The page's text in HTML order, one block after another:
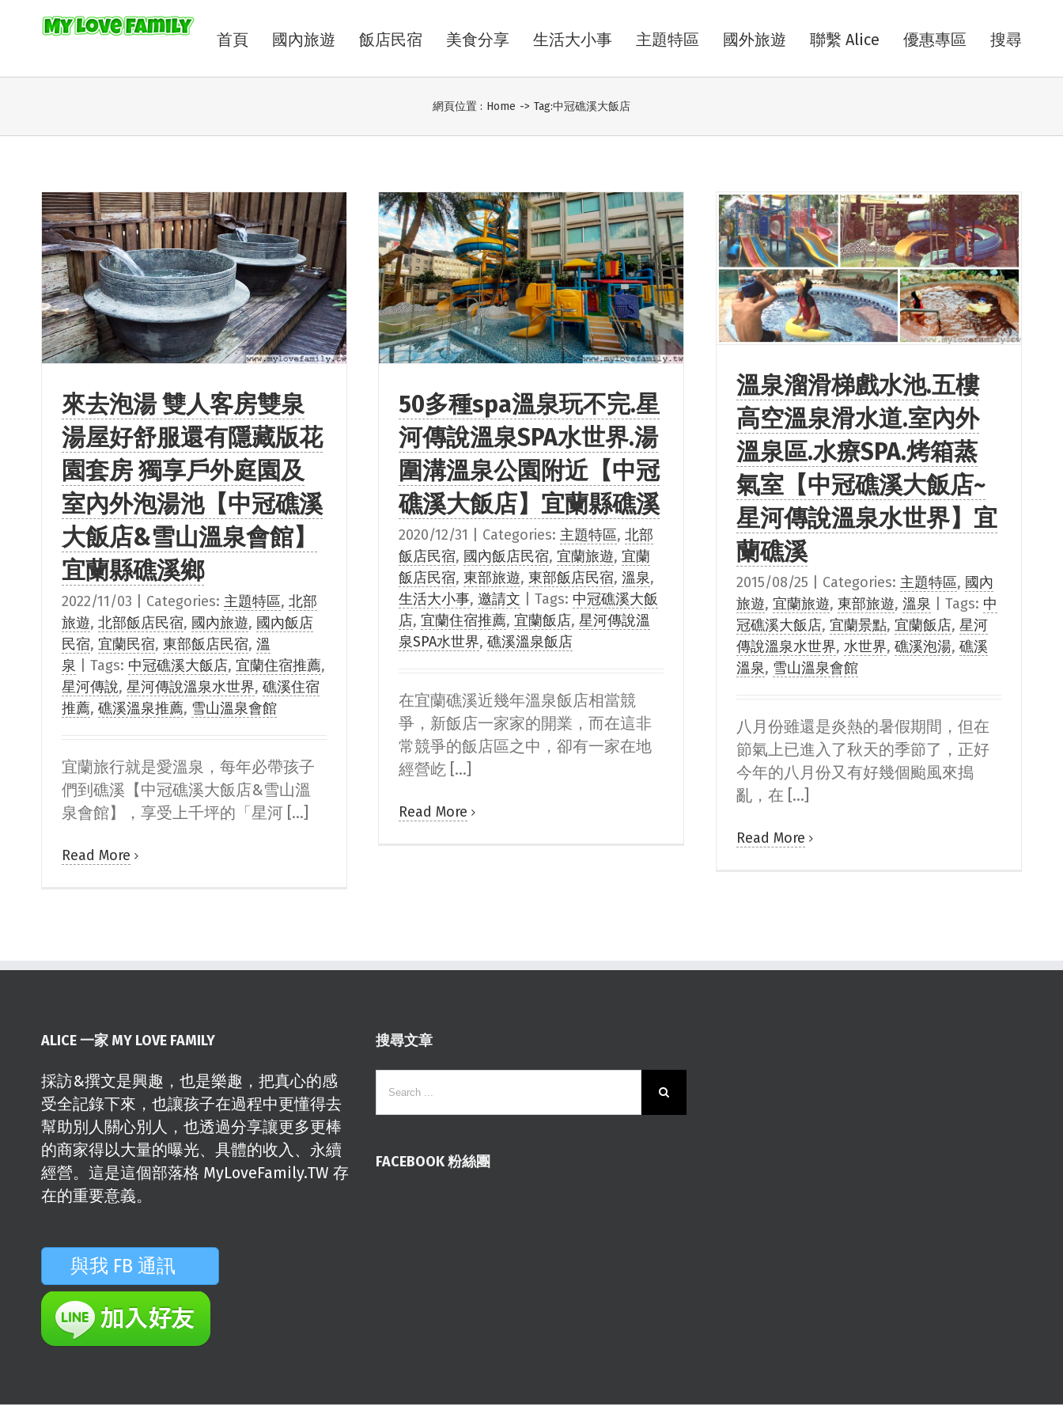
首頁 國內旅遊 飯店民宿 美食分享 生活大小事 主題特區 國外旅遊 聯繫 Alice 優惠專區 搜尋
網頁位置 : Home -> Tag:中冠礁溪大飯店
來去泡湯 雙人客房雙泉
湯屋好舒服還有隱藏版花
園套房 獨享戶外庭園及
室內外泡湯池【中冠礁溪
大飯店&雪山溫泉會館】
宜蘭縣礁溪鄉
2022/11/03 Categories: 主題特區, 北部
旅遊, 北部飯店民宿, 國內旅遊, 國內飯店
民宿, 宜蘭民宿, 東部飯店民宿, 溫
泉
Tags: 中冠礁溪大飯店, 宜蘭住宿推薦,
星河傳說, 星河傳說溫泉水世界, 礁溪住宿
推薦, 礁溪溫泉推薦, 雪山溫泉會館
宜蘭旅行就是愛溫泉，每年必帶孩子
們到礁溪【中冠礁溪大飯店&雪山溫
泉會館】，享受上千坪的「星河 [...]
Read More
50多種spa溫泉玩不完.星
河傳說溫泉SPA水世界.湯
圍溝溫泉公園附近【中冠
礁溪大飯店】宜蘭縣礁溪
2020/12/31 Categories: 主題特區, 北部
飯店民宿, 國內飯店民宿, 宜蘭旅遊, 宜蘭
飯店民宿, 東部旅遊, 東部飯店民宿, 溫泉,
生活大小事, 邀請文 Tags: 中冠礁溪大飯
店, 宜蘭住宿推薦, 宜蘭飯店, 星河傳說溫
泉SPA水世界, 礁溪溫泉飯店
在宜蘭礁溪近幾年溫泉飯店相當競
爭，新飯店一家家的開業，而在這非
常競爭的飯店區之中，卻有一家在地
經營屹 [...]
Read More
溫泉溜滑梯戲水池.五樓
高空溫泉滑水道.室內外
溫泉區.水療SPA.烤箱蒸
氣室【中冠礁溪大飯店~
星河傳說溫泉水世界】宜
蘭礁溪
2015/08/25 Categories: 主題特區, 國內
旅遊, 宜蘭旅遊, 東部旅遊, 溫泉 Tags: 中
冠礁溪大飯店, 宜蘭景點, 宜蘭飯店, 星河
傳說溫泉水世界, 水世界, 礁溪泡湯, 礁溪
溫泉, 雪山溫泉會館
八月份雖還是炎熱的暑假期間，但在
節氣上已進入了秋天的季節了，正好
今年的八月份又有好幾個颱風來搗
亂，在 [...]
Read More
ALICE 一家 MY LOVE FAMILY
採訪&撰文是興趣，也是樂趣，把真心的感
受全記錄下來，也讓孩子在過程中更懂得去
幫助別人關心別人，也透過分享讓更多更棒
的商家得以大量的曝光、具體的收入、永續
經營。這是這個部落格 MyLoveFamily.TW 存
在的重要意義。
與我 FB 通訊
搜尋文章
FACEBOOK 粉絲團